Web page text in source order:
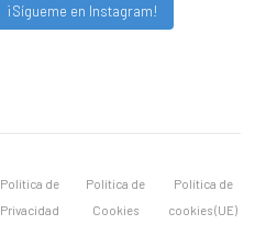
¡Sígueme en Instagram!
Política de
Privacidad
Política de
Cookies
Política de
cookies (UE)